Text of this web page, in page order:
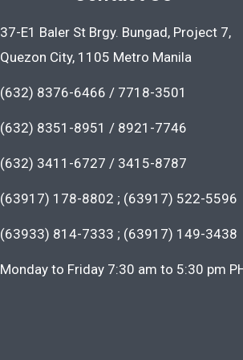
37-E1 Baler St Brgy. Bungad, Project 7,
Quezon City, 1105 Metro Manila
(632) 8376-6466 / 7718-3501
(632) 8351-8951 / 8921-7746
(632) 3411-6727 / 3415-8787
(63917) 178-8802 ; (63917) 522-5596
(63933) 814-7333 ; (63917) 149-3438
Monday to Friday 7:30 am to 5:30 pm